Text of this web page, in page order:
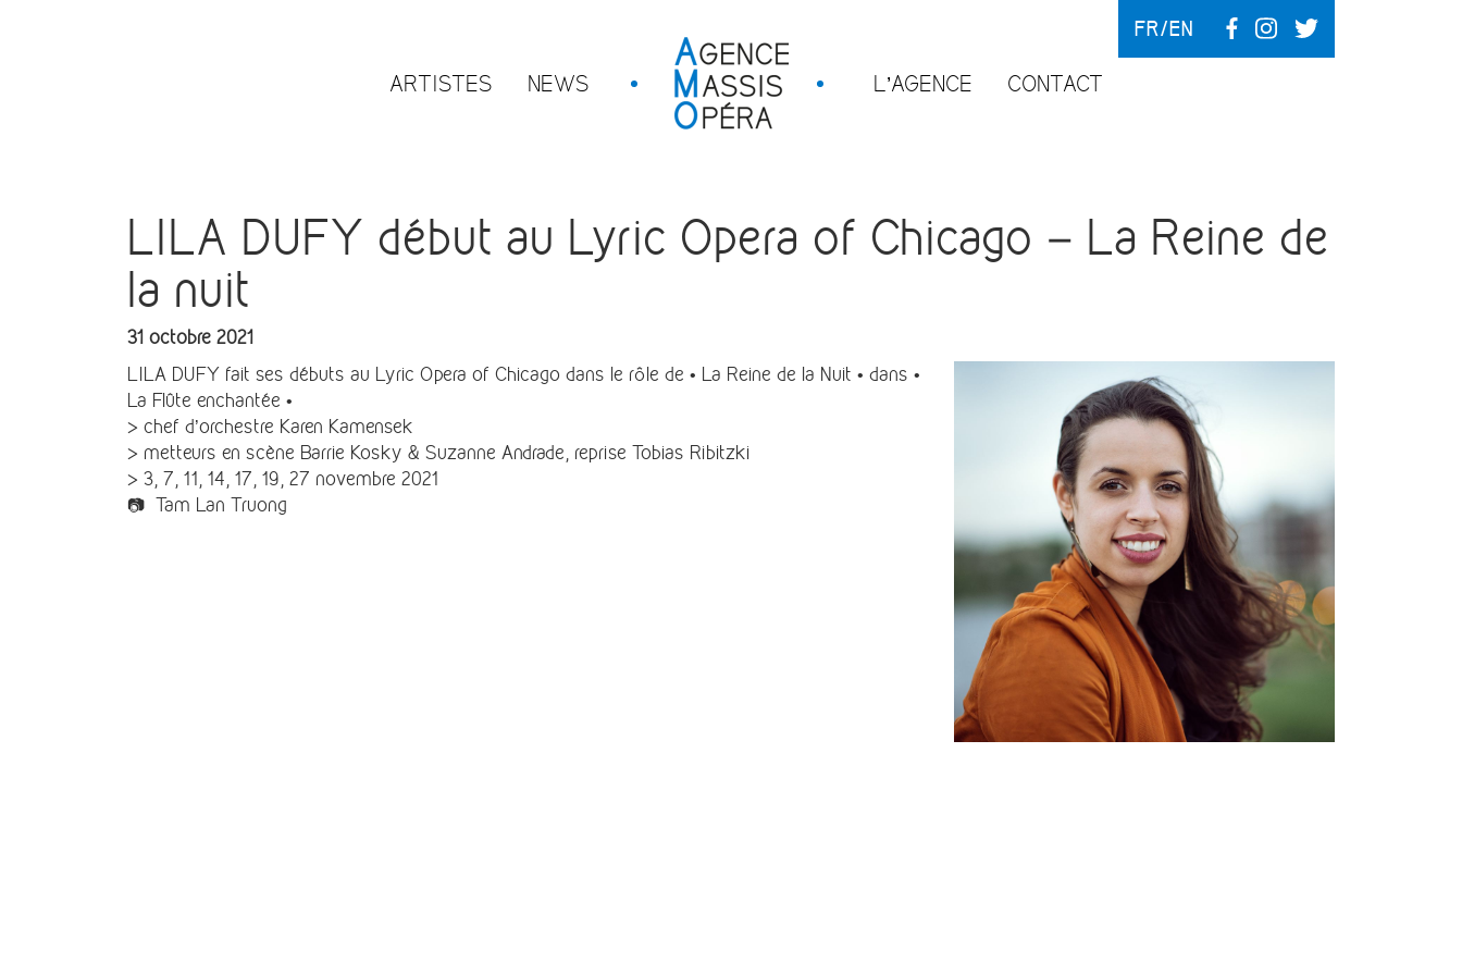
ARTISTES NEWS L’AGENCE CONTACT
FR EN
LILA DUFY début au Lyric Opera of Chicago – La Reine de
la nuit
31 octobre 2021
LILA DUFY fait ses débuts au Lyric Opera of Chicago dans le rôle de • La Reine de la Nuit • dans •
La Flûte enchantée •
> chef d’orchestre Karen Kamensek
> metteurs en scène Barrie Kosky & Suzanne Andrade, reprise Tobias Ribitzki
> 3, 7, 11, 14, 17, 19, 27 novembre 2021
📷 Tam Lan Truong